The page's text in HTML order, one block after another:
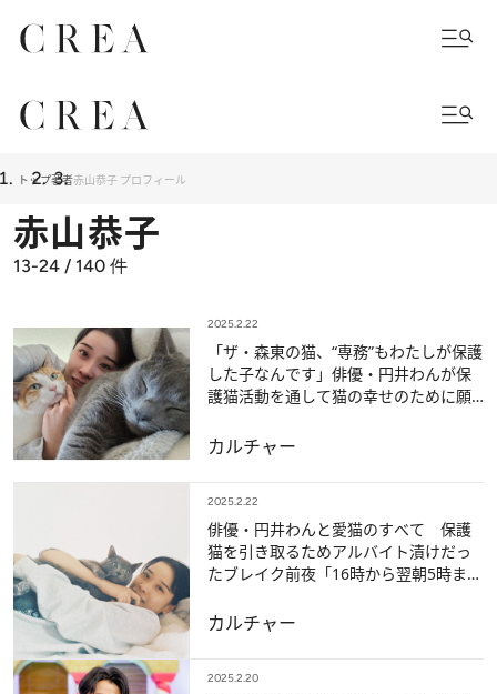
トップ著者赤山恭子 プロフィール
赤山恭子
13-24 / 140 件
2025.2.22
「ザ・森東の猫、“専務”もわたしが保護
した子なんです」俳優・円井わんが保
護猫活動を通して猫の幸せのために願
カルチャー
2025.2.22
俳優・円井わんと愛猫のすべて 保護
猫を引き取るためアルバイト漬けだっ
たブレイク前夜「16時から翌朝5時まで
カルチャー
2025.2.20